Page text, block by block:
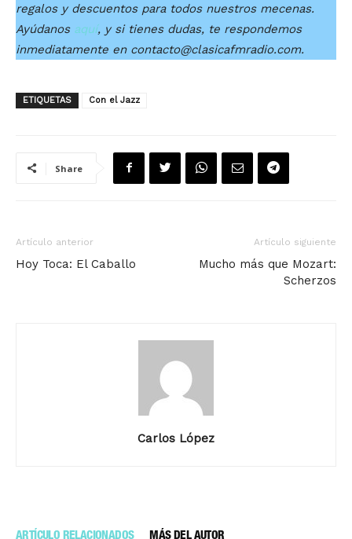
regalos y descuentos para todos nuestros mecenas.
Ayúdanos aquí, y si tienes dudas, te respondemos
inmediatamente en contacto@clasicafmradio.com.
ETIQUETAS Con el Jazz
Share
Artículo anterior
Hoy Toca: El Caballo
Artículo siguiente
Mucho más que Mozart:
Scherzos
Carlos López
ARTÍCULO RELACIONADOS MÁS DEL AUTOR